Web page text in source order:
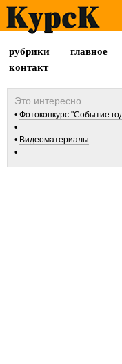
рубрики главное
контакт
Фотоконкурс "Событие
Видеоматериалы